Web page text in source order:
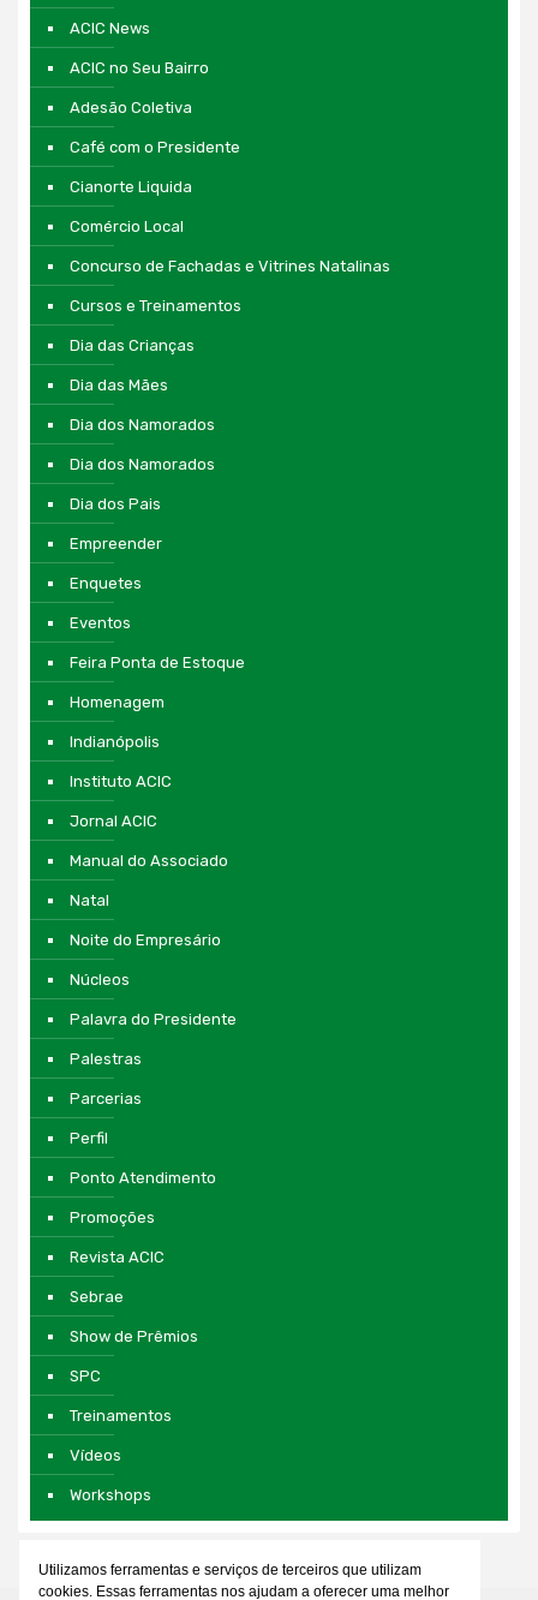
ACIC News
ACIC no Seu Bairro
Adesão Coletiva
Café com o Presidente
Cianorte Liquida
Comércio Local
Concurso de Fachadas e Vitrines Natalinas
Cursos e Treinamentos
Dia das Crianças
Dia das Mães
Dia dos Namorados
Dia dos Namorados
Dia dos Pais
Empreender
Enquetes
Eventos
Feira Ponta de Estoque
Homenagem
Indianópolis
Instituto ACIC
Jornal ACIC
Manual do Associado
Natal
Noite do Empresário
Núcleos
Palavra do Presidente
Palestras
Parcerias
Perfil
Ponto Atendimento
Promoções
Revista ACIC
Sebrae
Show de Prêmios
SPC
Treinamentos
Vídeos
Workshops
Utilizamos ferramentas e serviços de terceiros que utilizam
cookies. Essas ferramentas nos ajudam a oferecer uma melhor